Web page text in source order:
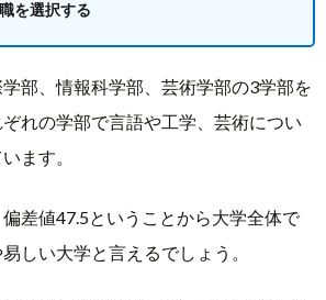
を選択する
部、情報科学部、芸術学部の3学部を
れの学部で言語や工学、芸術につい
ます。
差値47.5ということから大学全体で
しい大学と言えるでしょう。